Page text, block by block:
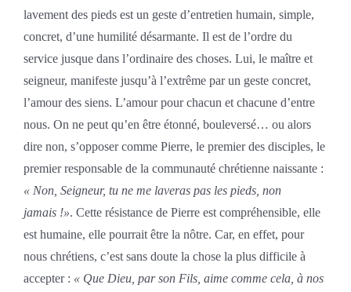
lavement des pieds est un geste d’entretien humain, simple,
concret, d’une humilité désarmante. Il est de l’ordre du
service jusque dans l’ordinaire des choses. Lui, le maître et
seigneur, manifeste jusqu’à l’extrême par un geste concret,
l’amour des siens. L’amour pour chacun et chacune d’entre
nous. On ne peut qu’en être étonné, bouleversé… ou alors
dire non, s’opposer comme Pierre, le premier des disciples, le
premier responsable de la communauté chrétienne naissante :
« Non, Seigneur, tu ne me laveras pas les pieds, non
jamais !». Cette résistance de Pierre est compréhensible, elle
est humaine, elle pourrait être la nôtre. Car, en effet, pour
nous chrétiens, c’est sans doute la chose la plus difficile à
accepter : « Que Dieu, par son Fils, aime comme cela, à nos